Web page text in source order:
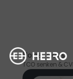
Home News
TCO senken &